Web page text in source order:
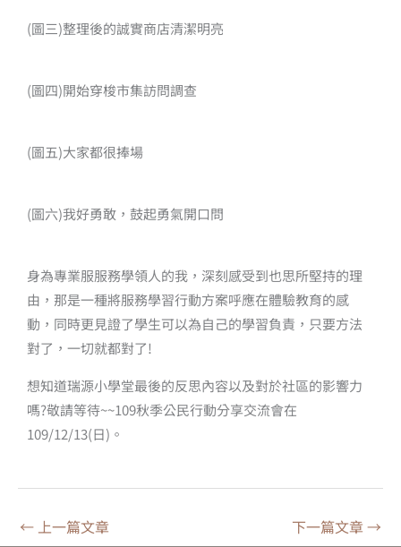
(圖三)整理後的誠實商店清潔明亮
(圖四)開始穿梭市集訪問調查
(圖五)大家都很捧場
(圖六)我好勇敢，鼓起勇氣開口問
身為專業服服務學領人的我，深刻感受到也思所堅持的理
由，那是一種將服務學習行動方案呼應在體驗教育的感
動，同時更見證了學生可以為自己的學習負責，只要方法
對了，一切就都對了!
想知道瑞源小學堂最後的反思內容以及對於社區的影響力
嗎?敬請等待~~109秋季公民行動分享交流會在
109/12/13(日)。
← 上一篇文章 下一篇文章 →